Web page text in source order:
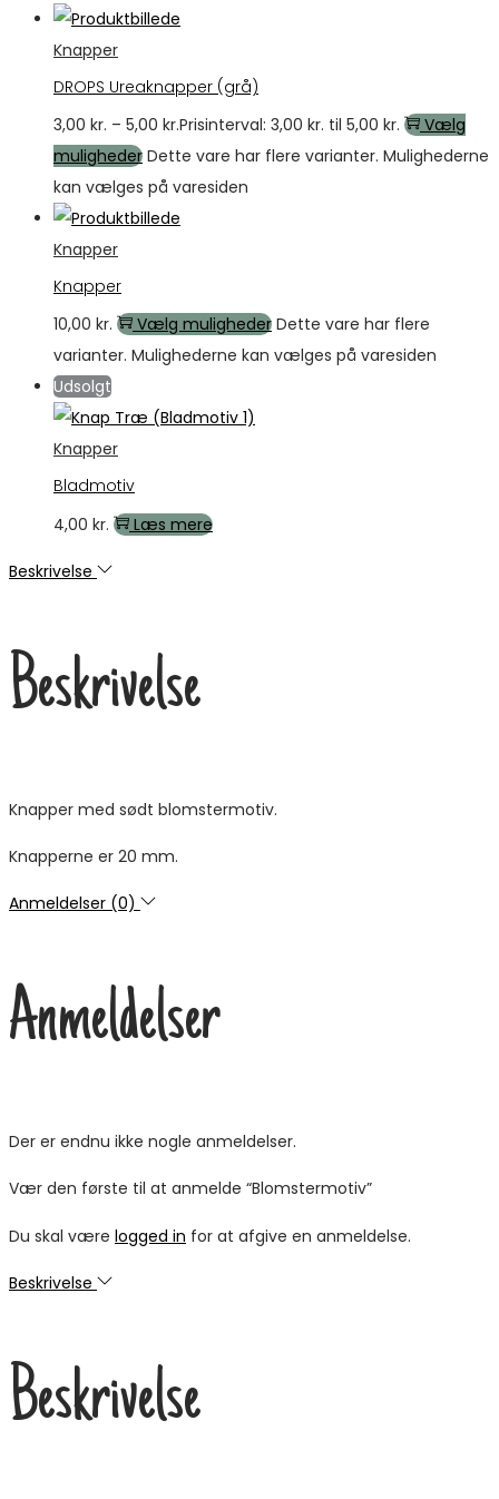
Knapper
DROPS Ureaknapper (grå)
3,00 kr. – 5,00 kr.Prisinterval: 3,00 kr. til 5,00 kr.
Vælg
muligheder Dette vare har flere varianter. Mulighederne
kan vælges på varesiden
Knapper
Knapper
10,00 kr. Vælg muligheder Dette vare har flere
varianter. Mulighederne kan vælges på varesiden
Udsolgt
Knapper
Bladmotiv
4,00 kr. Læs mere
Beskrivelse
Beskrivelse
Knapper med sødt blomstermotiv.
Knapperne er 20 mm.
Anmeldelser (0)
Anmeldelser
Der er endnu ikke nogle anmeldelser.
Vær den første til at anmelde “Blomstermotiv”
Du skal være logged in for at afgive en anmeldelse.
Beskrivelse
Beskrivelse